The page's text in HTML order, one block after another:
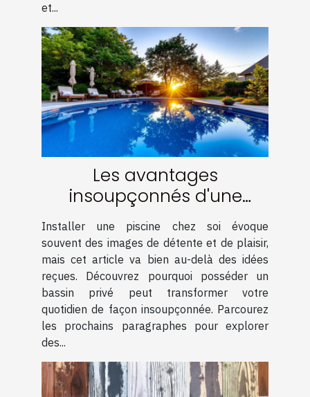
et...
Les avantages
insoupçonnés d'une
piscine chez soi
Installer une piscine chez soi évoque
souvent des images de détente et de plaisir,
mais cet article va bien au-delà des idées
reçues. Découvrez pourquoi posséder un
bassin privé peut transformer votre
quotidien de façon insoupçonnée. Parcourez
les prochains paragraphes pour explorer
des...